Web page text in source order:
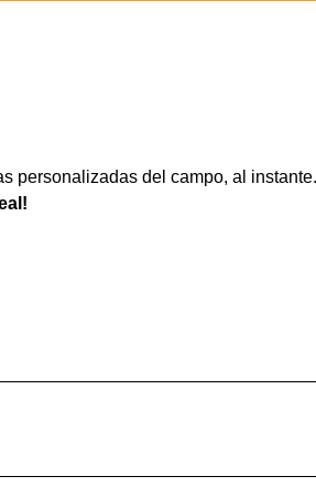
personalizadas del campo, al instante.